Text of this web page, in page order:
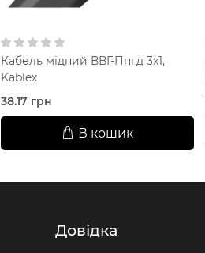
Кабель мідний ВВГ-Пнгд 3х1,
Kablex
38.17 грн
В кошик
Довідка